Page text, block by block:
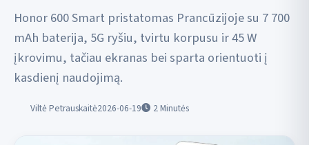
Honor 600 Smart pristatomas Prancūzijoje su 7 700
mAh baterija, 5G ryšiu, tvirtu korpusu ir 45 W
įkrovimu, tačiau ekranas bei sparta orientuoti į
kasdienį naudojimą.
Viltė Petrauskaitė2026-06-19 2Minutės